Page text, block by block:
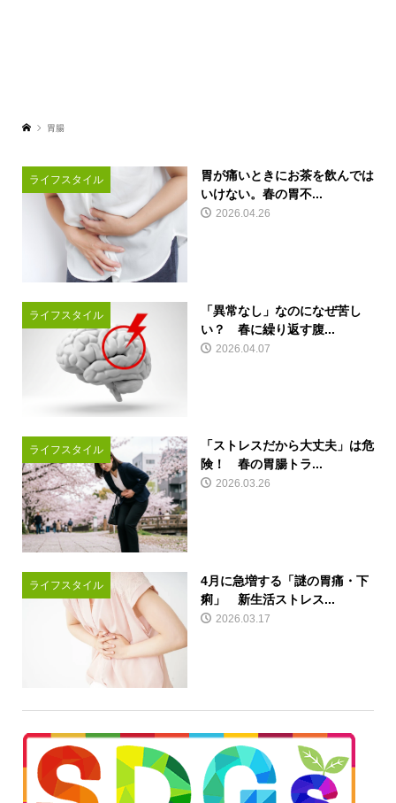
胃腸
ライフスタイル
胃が痛いときにお茶を飲んでは
いけない。春の胃不...
2026.04.26
ライフスタイル
「異常なし」なのになぜ苦し
い？ 春に繰り返す腹...
2026.04.07
ライフスタイル
「ストレスだから大丈夫」は危
険！ 春の胃腸トラ...
2026.03.26
ライフスタイル
4月に急増する「謎の胃痛・下
痢」 新生活ストレス...
2026.03.17